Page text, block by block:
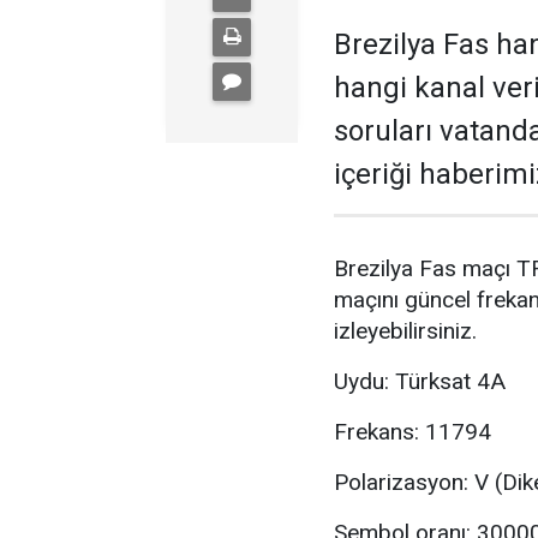
Brezilya Fas
hangi kanal
soruları
içeriği
Brezilya Fas maçı
maçını güncel
izleyebilirsiniz.
Uydu: Türksat 4A
Frekans: 11794
Polarizasyon: V
Sembol oranı: